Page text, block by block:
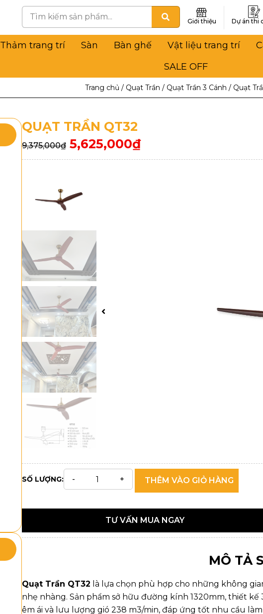
Giới thiệu Dự án thi
Thảm trang trí Sàn Bàn ghế Vật liệu trang trí
SALE OFF
Trang chủ / Quạt Trần / Quạt Trần 3 Cánh / Quạt
QUẠT TRẦN QT32
9,375,000₫ 5,625,000₫
SỐ LƯỢNG: THÊM VÀO GIỎ HÀNG
TƯ VẤN MUA NGAY
MÔ TẢ
Quạt Trần QT32 là lựa chọn phù hợp cho những không
nhẹ nhàng. Sản phẩm sở hữu đường kính 1320mm, thiết
êm ái và lưu lượng gió 238 m3/min, đáp ứng tốt nhu cầu